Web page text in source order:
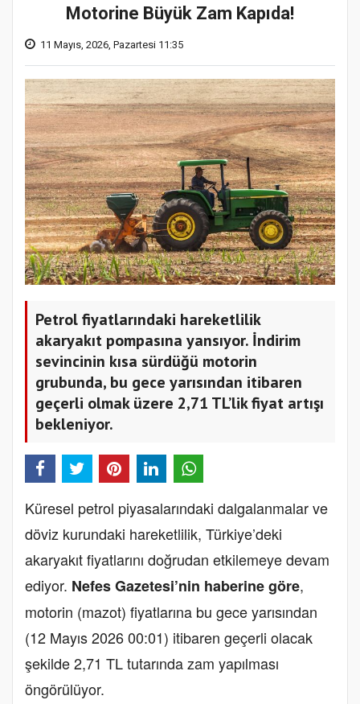
Motorine Büyük Zam Kapıda!
11 Mayıs, 2026, Pazartesi 11:35
Petrol fiyatlarındaki hareketlilik
akaryakıt pompasına yansıyor. İndirim
sevincinin kısa sürdüğü motorin
grubunda, bu gece yarısından itibaren
geçerli olmak üzere 2,71 TL’lik fiyat artışı
bekleniyor.
Küresel petrol piyasalarındaki dalgalanmalar ve
döviz kurundaki hareketlilik, Türkiye’deki
akaryakıt fiyatlarını doğrudan etkilemeye devam
ediyor. Nefes Gazetesi’nin haberine göre,
motorin (mazot) fiyatlarına bu gece yarısından
(12 Mayıs 2026 00:01) itibaren geçerli olacak
şekilde 2,71 TL tutarında zam yapılması
öngörülüyor.